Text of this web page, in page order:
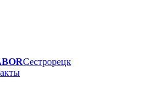
Сестрорецк